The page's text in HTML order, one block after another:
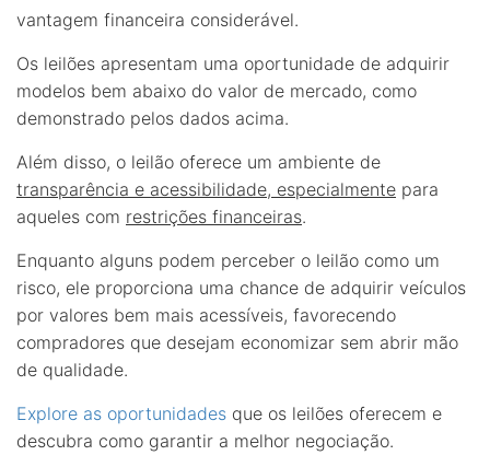
vantagem financeira considerável.
Os leilões apresentam uma oportunidade de adquirir
modelos bem abaixo do valor de mercado, como
demonstrado pelos dados acima.
Além disso, o leilão oferece um ambiente de
transparência e acessibilidade, especialmente para
aqueles com restrições financeiras.
Enquanto alguns podem perceber o leilão como um
risco, ele proporciona uma chance de adquirir veículos
por valores bem mais acessíveis, favorecendo
compradores que desejam economizar sem abrir mão
de qualidade.
Explore as oportunidades que os leilões oferecem e
descubra como garantir a melhor negociação.